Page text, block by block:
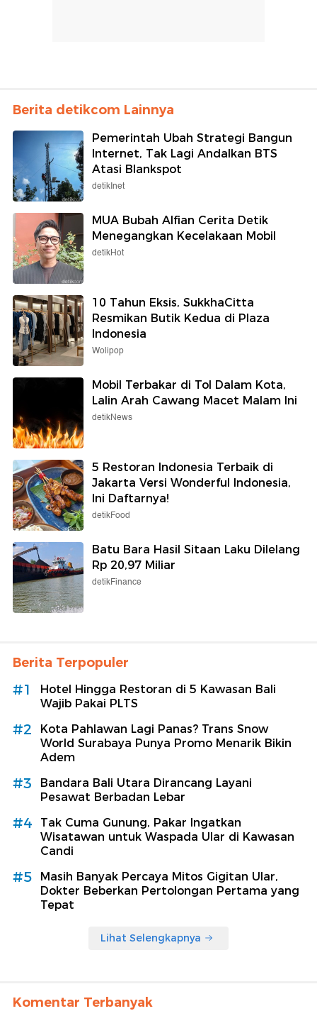
Berita detikcom Lainnya
Pemerintah Ubah Strategi Bangun
Internet, Tak Lagi Andalkan BTS
Atasi Blankspot
detikInet
MUA Bubah Alfian Cerita Detik
Menegangkan Kecelakaan Mobil
detikHot
10 Tahun Eksis, SukkhaCitta
Resmikan Butik Kedua di Plaza
Indonesia
Wolipop
Mobil Terbakar di Tol Dalam Kota,
Lalin Arah Cawang Macet Malam Ini
detikNews
5 Restoran Indonesia Terbaik di
Jakarta Versi Wonderful Indonesia,
Ini Daftarnya!
detikFood
Batu Bara Hasil Sitaan Laku Dilelang
Rp 20,97 Miliar
detikFinance
Berita Terpopuler
#1
Hotel Hingga Restoran di 5 Kawasan Bali
Wajib Pakai PLTS
#2
Kota Pahlawan Lagi Panas? Trans Snow
World Surabaya Punya Promo Menarik Bikin
Adem
#3
Bandara Bali Utara Dirancang Layani
Pesawat Berbadan Lebar
#4
Tak Cuma Gunung, Pakar Ingatkan
Wisatawan untuk Waspada Ular di Kawasan
Candi
#5
Masih Banyak Percaya Mitos Gigitan Ular,
Dokter Beberkan Pertolongan Pertama yang
Tepat
Lihat Selengkapnya
Komentar Terbanyak